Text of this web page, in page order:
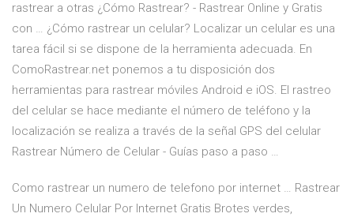
rastrear a otras ¿Cómo Rastrear? - Rastrear Online y Gratis
con … ¿Cómo rastrear un celular? Localizar un celular es una
tarea fácil si se dispone de la herramienta adecuada. En
ComoRastrear.net ponemos a tu disposición dos
herramientas para rastrear móviles Android e iOS. El rastreo
del celular se hace mediante el número de teléfono y la
localización se realiza a través de la señal GPS del celular
Rastrear Número de Celular - Guías paso a paso …
Como rastrear un numero de telefono por internet … Rastrear
Un Numero Celular Por Internet Gratis Brotes verdes,